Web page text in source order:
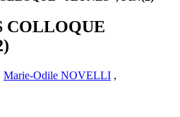
COLLOQUE
Marie-Odile NOVELLI ,